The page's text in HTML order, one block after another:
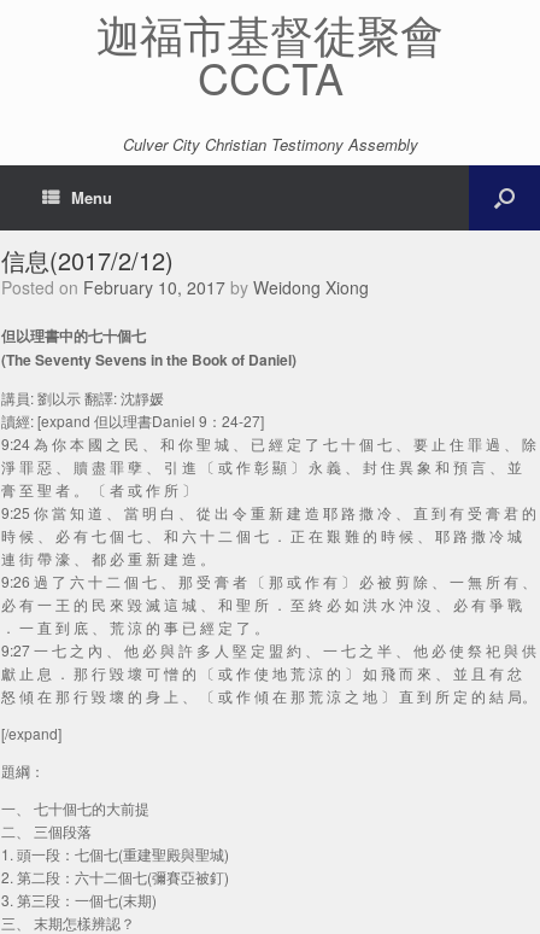
迦福市基督徒聚會
CCCTA
Culver City Christian Testimony Assembly
Menu
信息(2017/2/12)
Posted on February 10, 2017 by Weidong Xiong
但以理書中的七十個七
(The Seventy Sevens in the Book of Daniel)
講員: 劉以示 翻譯: 沈靜媛
讀經: [expand 但以理書Daniel 9：24-27]
9:24 為 你 本 國 之 民 、 和 你 聖 城 、 已 經 定 了 七 十 個 七 、 要 止 住 罪 過 、 除
淨 罪 惡 、 贖 盡 罪 孽 、 引 進 〔 或 作 彰 顯 〕 永 義 、 封 住 異 象 和 預 言 、 並
膏 至 聖 者 。 〔 者 或 作 所 〕
9:25 你 當 知 道 、 當 明 白 、 從 出 令 重 新 建 造 耶 路 撒 冷 、 直 到 有 受 膏 君 的
時 候 、 必 有 七 個 七 、 和 六 十 二 個 七 ． 正 在 艱 難 的 時 候 、 耶 路 撒 冷 城
連 街 帶 濠 、 都 必 重 新 建 造 。
9:26 過 了 六 十 二 個 七 、 那 受 膏 者 〔 那 或 作 有 〕 必 被 剪 除 、 一 無 所 有 、
必 有 一 王 的 民 來 毀 滅 這 城 、 和 聖 所 ． 至 終 必 如 洪 水 沖 沒 、 必 有 爭 戰
． 一 直 到 底 、 荒 涼 的 事 已 經 定 了 。
9:27 一 七 之 內 、 他 必 與 許 多 人 堅 定 盟 約 、 一 七 之 半 、 他 必 使 祭 祀 與 供
獻 止 息 ． 那 行 毀 壞 可 憎 的 〔 或 作 使 地 荒 涼 的 〕 如 飛 而 來 、 並 且 有 忿
怒 傾 在 那 行 毀 壞 的 身 上 、 〔 或 作 傾 在 那 荒 涼 之 地 〕 直 到 所 定 的 結 局。
[/expand]
題綱：
一、 七十個七的大前提
二、 三個段落
1. 頭一段：七個七(重建聖殿與聖城)
2. 第二段：六十二個七(彌賽亞被釘)
3. 第三段：一個七(末期)
三、 末期怎樣辨認？